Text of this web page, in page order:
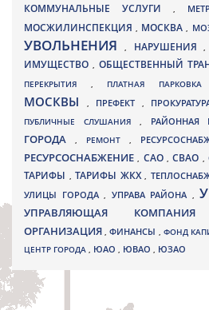
КОММУНАЛЬНЫЕ УСЛУГИ ,
МОСЖИЛИНСПЕКЦИЯ, МОСКВА ,
УВОЛЬНЕНИЯ, НАРУШЕНИЯ ,
ИМУЩЕСТВО , ОБЩЕСТВЕННЫЙ
ПЕРЕКРЫТИЯ , ПЛАТНАЯ ПАРКОВКА
МОСКВЫ
, ПРЕФЕКТ ,
ПУБЛИЧНЫЕ СЛУШАНИЯ ,
ГОРОДА
, РЕМОНТ ,
РЕСУРСОСНАБЖЕНИЕ, САО,СВАО ,
ТАРИФЫ , ТАРИФЫ ЖКХ ,
УЛИЦЫ ГОРОДА , УПРАВА РАЙОНА ,
УПРАВЛЯЮЩАЯ
ОРГАНИЗАЦИЯ,ФИНАНСЫ , ФОНД
ЦЕНТР ГОРОДА , ЮАО , ЮВАО , ЮЗАО